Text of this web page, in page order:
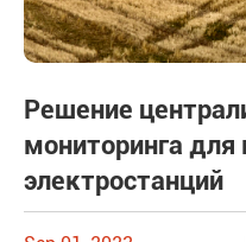
Решение
мониторинга для
электростанций